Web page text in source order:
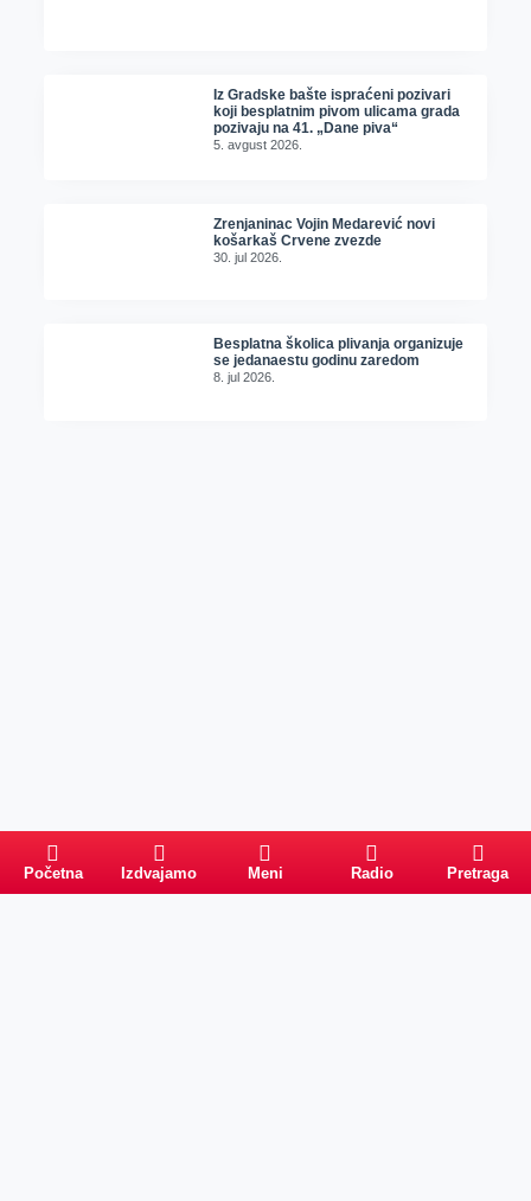
Iz Gradske bašte ispraćeni pozivari
koji besplatnim pivom ulicama grada
pozivaju na 41. „Dane piva“
5. avgust 2026.
Zrenjaninac Vojin Medarević novi
košarkaš Crvene zvezde
30. jul 2026.
Besplatna školica plivanja organizuje
se jedanaestu godinu zaredom
8. jul 2026.
Početna Izdvajamo Meni Radio Pretraga